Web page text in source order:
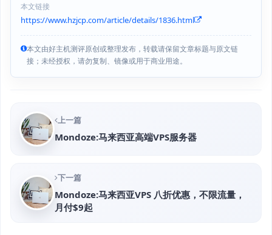
本文链接
https://www.hzjcp.com/article/details/1836.html
本文由好主机测评原创或整理发布，转载请保留文章标题与原文链
接；未经授权，请勿复制、镜像或用于商业用途。
上一篇
Mondoze:马来西亚高端VPS服务器
下一篇
Mondoze:马来西亚VPS 八折优惠，不限流量，
月付$9起